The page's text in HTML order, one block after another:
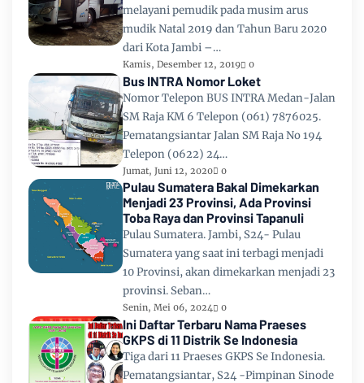
melayani pemudik pada musim arus
mudik Natal 2019 dan Tahun Baru 2020
dari Kota Jambi –…
Kamis, Desember 12, 2019 0
Bus INTRA Nomor Loket
Nomor Telepon BUS INTRA Medan-Jalan
SM Raja KM 6 Telepon (061) 7876025.
Pematangsiantar Jalan SM Raja No 194
Telepon (0622) 24…
Jumat, Juni 12, 2020 0
Pulau Sumatera Bakal Dimekarkan
Menjadi 23 Provinsi, Ada Provinsi
Toba Raya dan Provinsi Tapanuli
Pulau Sumatera. Jambi, S24- Pulau
Sumatera yang saat ini terbagi menjadi
10 Provinsi, akan dimekarkan menjadi 23
provinsi. Seban…
Senin, Mei 06, 2024 0
Ini Daftar Terbaru Nama Praeses
GKPS di 11 Distrik Se Indonesia
Tiga dari 11 Praeses GKPS Se Indonesia.
Pematangsiantar, S24 -Pimpinan Sinode